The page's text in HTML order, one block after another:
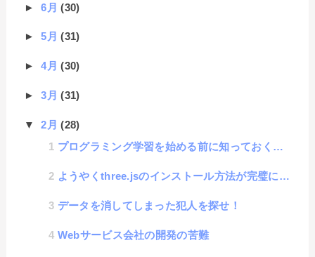
►6月(30)
►5月(31)
►4月(30)
►3月(31)
▼2月(28)
プログラミング学習を始める前に知っておくと良い「プログラミング脳」の話
ようやくthree.jsのインストール方法が完璧にわかった話：importmapを理解せよ
データを消してしまった犯人を探せ！
Webサービス会社の開発の苦難